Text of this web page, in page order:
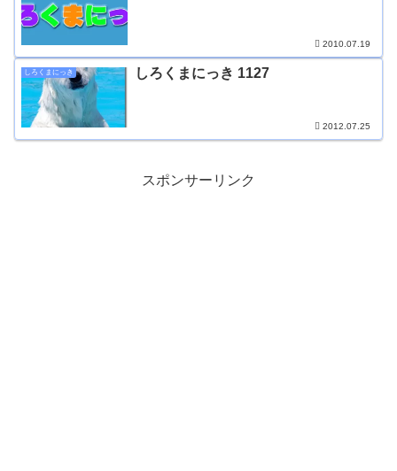
2010.07.19
しろくまにっき しろくまにっき 1127
2012.07.25
スポンサーリンク